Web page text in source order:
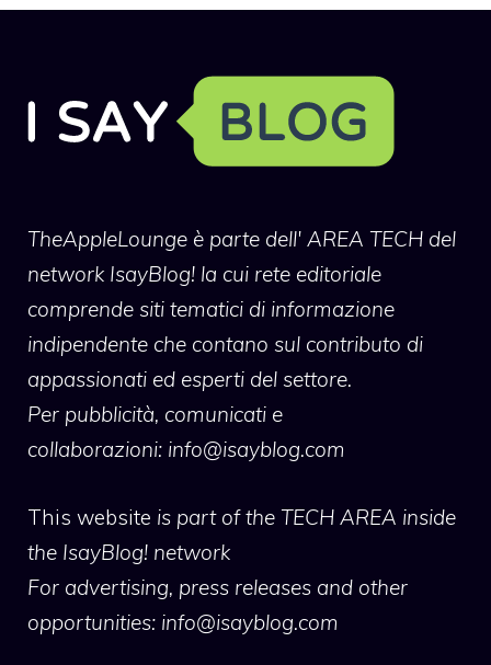
TheAppleLounge è parte dell' AREA TECH del
network IsayBlog! la cui rete editoriale
comprende siti tematici di informazione
indipendente che contano sul contributo di
appassionati ed esperti del settore.
Per pubblicità, comunicati e
collaborazioni: info@isayblog.com
This website is part of the TECH AREA inside
the IsayBlog! network
For advertising, press releases and other
opportunities: info@isayblog.com